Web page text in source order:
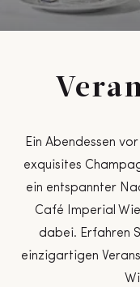
Ein Abendessen
exquisites
ein entspannter
Café Imperial
dabei. Erfahren
einzigartigen